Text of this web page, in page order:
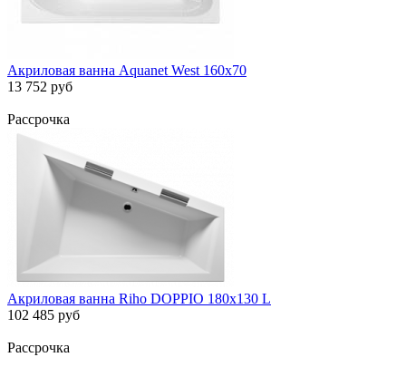
Акриловая ванна Aquanet West 160x70
13 752 руб
Рассрочка
Акриловая ванна Riho DOPPIO 180х130 L
102 485 руб
Рассрочка